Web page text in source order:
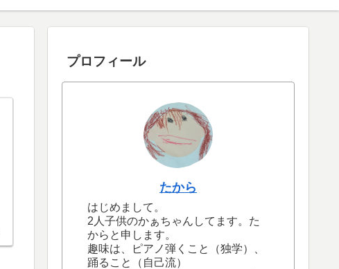
プロフィール
たから
はじめまして。
2人子供のかぁちゃんしてます。た
からと申します。
趣味は、ピアノ弾くこと（独学）、
踊ること（自己流）